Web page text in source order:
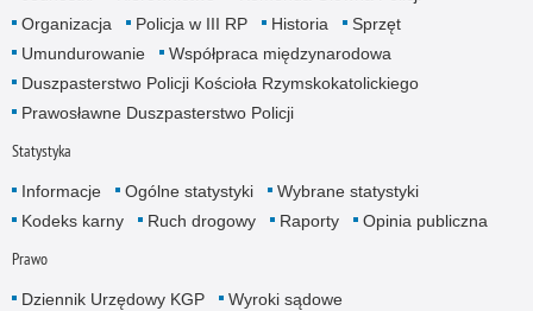
Organizacja
Policja w III RP Historia
Sprzęt
Umundurowanie
Współpraca międzynarodowa
Duszpasterstwo Policji Kościoła Rzymskokatolickiego
Prawosławne Duszpasterstwo Policji
Statystyka
Informacje Ogólne statystyki
Wybrane statystyki
Kodeks karny
Ruch drogowy Raporty Opinia publiczna
Prawo
Dziennik Urzędowy KGP Wyroki sądowe